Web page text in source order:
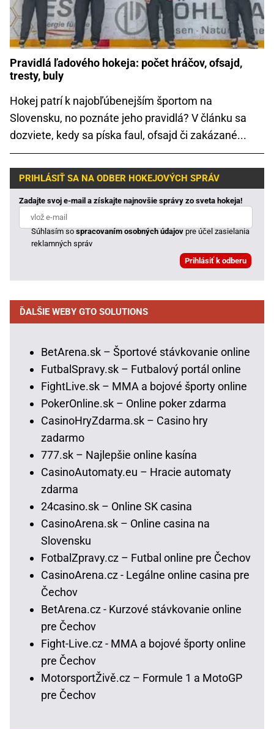
Pravidlá ľadového hokeja: počet hráčov, ofsajd,
tresty, buly
Hokej patrí k najobľúbenejším športom na
Slovensku, no poznáte jeho pravidlá? V článku sa
dozviete, kedy sa píska faul, ofsajd či zakázané...
PRIHLÁSIŤ SA NA ODBER HOKEJOVÝCH SPRÁV
Zadajte svoj e-mail a získajte najnovšie správy zo sveta hokeja!
Súhlasím sospracovaním osobných údajovpre účel zasielania
reklamných správ
ĎALŠIE WEBY GTO SOLUTIONS
BetArena.sk – Športové stávkovanie online
FutbalSpravy.sk – Futbalový portál online
FightLive.sk – MMA a bojové športy online
PokerOnline.sk – Online poker zdarma
CasinoHryZdarma.sk – Casino hry
zadarmo
777.sk – Najlepšie online kasína
CasinoAutomaty.eu – Hracie automaty
zdarma
24casino.sk – Online SK casina
CasinoArena.sk – Online casina na
Slovensku
FotbalZpravy.cz – Futbal online pre Čechov
CasinoArena.cz - Legálne online casina pre
Čechov
BetArena.cz - Kurzové stávkovanie online
pre Čechov
Fight-Live.cz - MMA a bojové športy online
pre Čechov
MotorsportŽivě.cz – Formule 1 a MotoGP
pre Čechov